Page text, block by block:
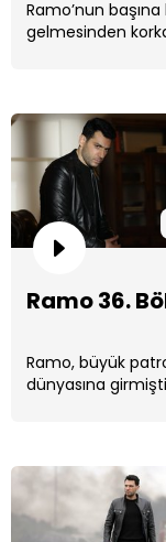
Ramo’nun
gelmesinden
Ramo 36.
Ramo, büyük
dünyasına